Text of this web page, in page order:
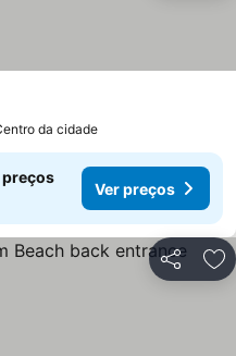
da cidade
preços
Ver preços
Partilhar